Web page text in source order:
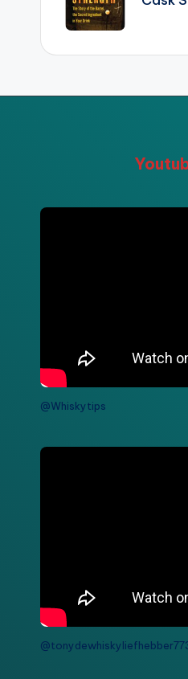
@Whiskytips